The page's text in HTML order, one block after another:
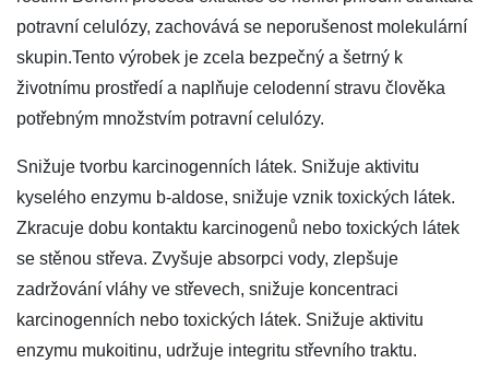
potravní celulózy, zachovává se neporušenost molekulární
skupin.Tento výrobek je zcela bezpečný a šetrný k
životnímu prostředí a naplňuje celodenní stravu člověka
potřebným množstvím potravní celulózy.
Snižuje tvorbu karcinogenních látek. Snižuje aktivitu
kyselého enzymu b-aldose, snižuje vznik toxických látek.
Zkracuje dobu kontaktu karcinogenů nebo toxických látek
se stěnou střeva. Zvyšuje absorpci vody, zlepšuje
zadržování vláhy ve střevech, snižuje koncentraci
karcinogenních nebo toxických látek. Snižuje aktivitu
enzymu mukoitinu, udržuje integritu střevního traktu.